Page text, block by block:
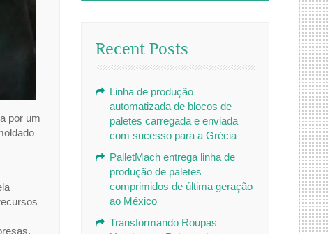
por um
Recent Posts
Linha de produção
automatizada de blocos de
paletes carregada e enviada
com sucesso para a Grécia
PalletMach entrega linha de
produção de paletes
comprimidos de última geração
ao México
Transformando Roupas